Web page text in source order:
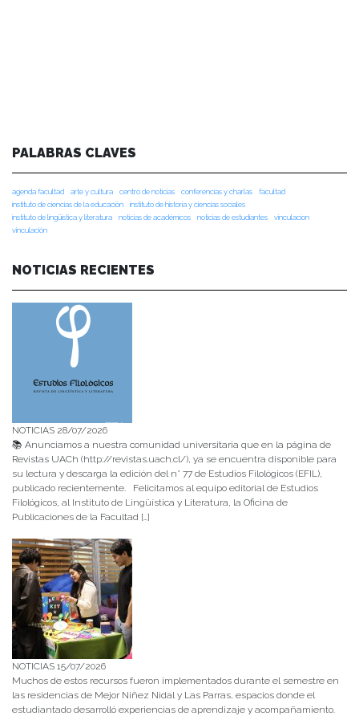
PALABRAS CLAVES
agenda facultad arte y cultura centro de noticias conferencias y charlas
facultad
instituto de ciencias de la educación
instituto de historia y ciencias sociales
instituto de lingüística y literatura
noticias de académicos noticias de estudiantes
vinculacion
vinculación
NOTICIAS RECIENTES
NOTICIAS 28/07/2026
📚 Anunciamos a nuestra comunidad universitaria que en la página de
Revistas UACh (http://revistas.uach.cl/), ya se encuentra disponible para
su lectura y descarga la edición del n° 77 de Estudios Filológicos (EFIL),
publicado recientemente. Felicitamos al equipo editorial de Estudios
Filológicos, al Instituto de Lingüística y Literatura, la Oficina de
Publicaciones de la Facultad […]
NOTICIAS 15/07/2026
Muchos de estos recursos fueron implementados durante el semestre en
las residencias de Mejor Niñez Nidal y Las Parras, espacios donde el
estudiantado desarrolló experiencias de aprendizaje y acompañamiento.